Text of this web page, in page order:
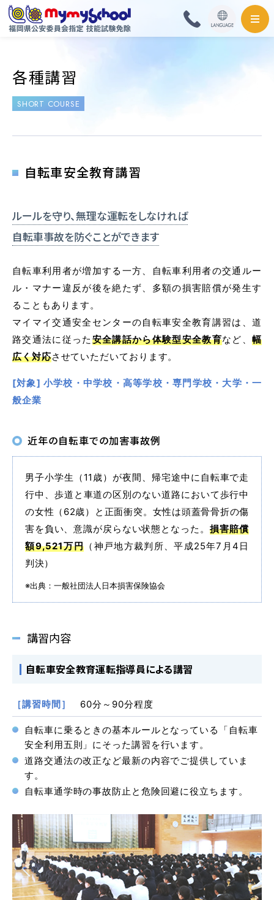
料金・取扱免許
普通自動車
準中型自動車
普通自動車 第二種
受験資格特例教習
ペーパードライバー講習
ペーパーライダー講習
お支払方法について
料金シミュレーション
各校紹介
マイマイスクール笹丘
笹丘校ブログ
マイマイスクール花畑
各種講習
SHORT COURSE
自転車安全教育講習
ルールを守り、無理な運転をしなければ
自転車事故を防ぐことができます
自転車利用者が増加する一方、自転車利用者の交通ルー
ル・マナー違反が後を絶たず、 多額の損害賠償が発生す
ることもあります。
マイマイ交通安全センターの自転車安全教育講習は、道
路交通法に従った 安全講話から体験型安全教育など、幅
広く対応させていただいております。
[対象] 小学校・中学校・高等学校・専門学校・大学・一
般企業
近年の自転車での加害事故例
男子小学生（11歳）が夜間、帰宅途中に自転車で走
行中、歩道と車道の区別のない道路において歩行中
の女性（62歳）と正面衝突。女性は頭蓋骨骨折の傷
害を負い、意識が戻らない状態となった。 損害賠償
額9,521万円 （神戸地方裁判所、平成25年7月4日
判決）
※出典：一般社団法人日本損害保険協会
講習内容
自転車安全教育運転指導員による講習
［講習時間］ 60分～90分程度
自転車に乗るときの基本ルールとなっている「自転車
安全利用五則」にそった講習を行います。
道路交通法の改正など最新の内容でご提供していま
す。
自転車通学時の事故防止と危険回避に役立ちます。